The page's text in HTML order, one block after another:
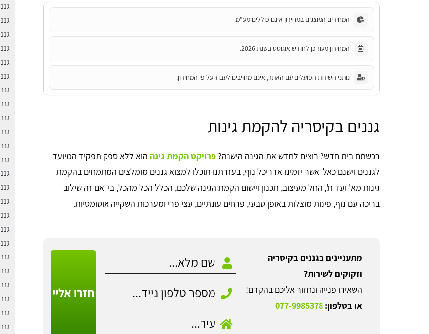
המחירים המוצגים במחירון אינם כוללים מע"מ.
המחירון מעודכן לחודש אוגוסט בשנת 2026.
נותני השירות הפועלים עם האתר, אינם מחויבים לעבוד על פי המחירון.
גננים בקיסריה להקמת גינות
רכשתם בית חדש? רוצים לחדש את הגינה הישנה? פרויקט הקמת גינה הוא ללא ספק תפקיד המיועד
לגננים וישנם כאלו אשר יזמינו אדריכל נוף, בעזרתנו תוכלו למצוא גננים מומלצים המתמחים בהקמת
גינות מא' ועד ת', החל מעיצוב, תכנון ויישום הקמת הגינה שלכם, הכלל הכל מהכל, בין אם זה שילוב
בריכה עם נוף, פינות מוצלות באופן טבעי, פרחים עונתיים, עצי פרי ומערכות השקייה אוטומטיות.
מתעניינים בגננים בקיסריה
וזקוקים לשירות?
השאירו פנייה ונחזור אליכם בהקדם!
או בטלפון:077-9985378
חזרו אליי